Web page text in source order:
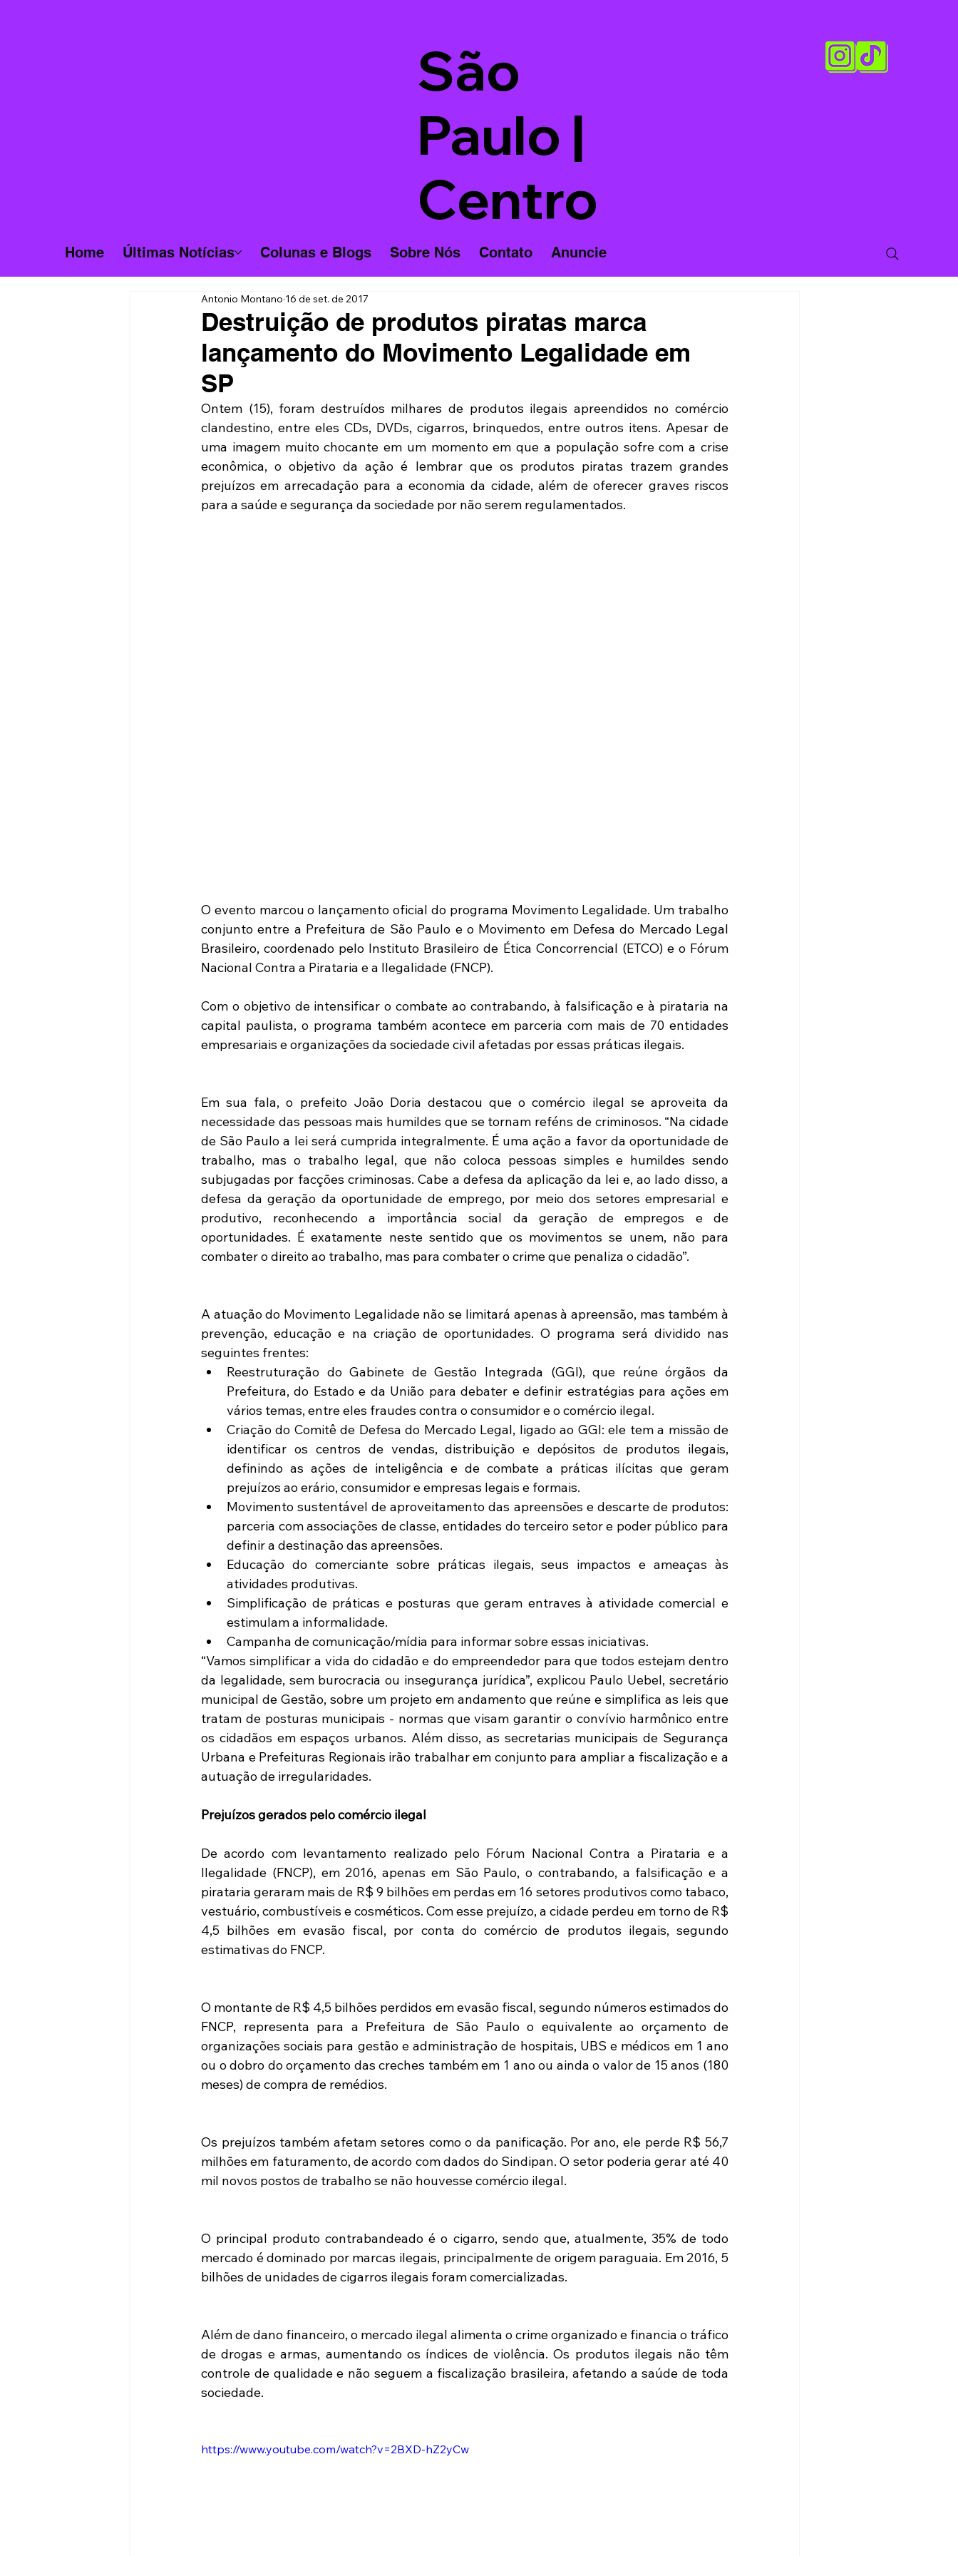
São
Paulo |
Centro
Home Últimas Notícias Colunas e Blogs Sobre Nós Contato Anuncie
Destruição de produtos piratas marca
lançamento do Movimento Legalidade em
SP
Antonio Montano 16 de set. de 2017
Ontem (15), foram destruídos milhares de produtos ilegais apreendidos no comércio
clandestino, entre eles CDs, DVDs, cigarros, brinquedos, entre outros itens. Apesar de
uma imagem muito chocante em um momento em que a população sofre com a crise
econômica, o objetivo da ação é lembrar que os produtos piratas trazem grandes
prejuízos em arrecadação para a economia da cidade, além de oferecer graves riscos
para a saúde e segurança da sociedade por não serem regulamentados.
O evento marcou o lançamento oficial do programa Movimento Legalidade. Um trabalho
conjunto entre a Prefeitura de São Paulo e o Movimento em Defesa do Mercado Legal
Brasileiro, coordenado pelo Instituto Brasileiro de Ética Concorrencial (ETCO) e o Fórum
Nacional Contra a Pirataria e a Ilegalidade (FNCP).
Com o objetivo de intensificar o combate ao contrabando, à falsificação e à pirataria na
capital paulista, o programa também acontece em parceria com mais de 70 entidades
empresariais e organizações da sociedade civil afetadas por essas práticas ilegais.
Em sua fala, o prefeito João Doria destacou que o comércio ilegal se aproveita da
necessidade das pessoas mais humildes que se tornam reféns de criminosos. “Na cidade
de São Paulo a lei será cumprida integralmente. É uma ação a favor da oportunidade de
trabalho, mas o trabalho legal, que não coloca pessoas simples e humildes sendo
subjugadas por facções criminosas. Cabe a defesa da aplicação da lei e, ao lado disso, a
defesa da geração da oportunidade de emprego, por meio dos setores empresarial e
produtivo, reconhecendo a importância social da geração de empregos e de
oportunidades. É exatamente neste sentido que os movimentos se unem, não para
combater o direito ao trabalho, mas para combater o crime que penaliza o cidadão”.
A atuação do Movimento Legalidade não se limitará apenas à apreensão, mas também à
prevenção, educação e na criação de oportunidades. O programa será dividido nas
seguintes frentes:
Reestruturação do Gabinete de Gestão Integrada (GGI), que reúne órgãos da
Prefeitura, do Estado e da União para debater e definir estratégias para ações em
vários temas, entre eles fraudes contra o consumidor e o comércio ilegal.
Criação do Comitê de Defesa do Mercado Legal, ligado ao GGI: ele tem a missão de
identificar os centros de vendas, distribuição e depósitos de produtos ilegais,
definindo as ações de inteligência e de combate a práticas ilícitas que geram
prejuízos ao erário, consumidor e empresas legais e formais.
Movimento sustentável de aproveitamento das apreensões e descarte de produtos:
parceria com associações de classe, entidades do terceiro setor e poder público para
definir a destinação das apreensões.
Educação do comerciante sobre práticas ilegais, seus impactos e ameaças às
atividades produtivas.
Simplificação de práticas e posturas que geram entraves à atividade comercial e
estimulam a informalidade.
Campanha de comunicação/mídia para informar sobre essas iniciativas.
“Vamos simplificar a vida do cidadão e do empreendedor para que todos estejam dentro
da legalidade, sem burocracia ou insegurança jurídica”, explicou Paulo Uebel, secretário
municipal de Gestão, sobre um projeto em andamento que reúne e simplifica as leis que
tratam de posturas municipais - normas que visam garantir o convívio harmônico entre
os cidadãos em espaços urbanos. Além disso, as secretarias municipais de Segurança
Urbana e Prefeituras Regionais irão trabalhar em conjunto para ampliar a fiscalização e a
autuação de irregularidades.
Prejuízos gerados pelo comércio ilegal
De acordo com levantamento realizado pelo Fórum Nacional Contra a Pirataria e a
Ilegalidade (FNCP), em 2016, apenas em São Paulo, o contrabando, a falsificação e a
pirataria geraram mais de R$ 9 bilhões em perdas em 16 setores produtivos como tabaco,
vestuário, combustíveis e cosméticos. Com esse prejuízo, a cidade perdeu em torno de R$
4,5 bilhões em evasão fiscal, por conta do comércio de produtos ilegais, segundo
estimativas do FNCP.
O montante de R$ 4,5 bilhões perdidos em evasão fiscal, segundo números estimados do
FNCP, representa para a Prefeitura de São Paulo o equivalente ao orçamento de
organizações sociais para gestão e administração de hospitais, UBS e médicos em 1 ano
ou o dobro do orçamento das creches também em 1 ano ou ainda o valor de 15 anos (180
meses) de compra de remédios.
Os prejuízos também afetam setores como o da panificação. Por ano, ele perde R$ 56,7
milhões em faturamento, de acordo com dados do Sindipan. O setor poderia gerar até 40
mil novos postos de trabalho se não houvesse comércio ilegal.
O principal produto contrabandeado é o cigarro, sendo que, atualmente, 35% de todo
mercado é dominado por marcas ilegais, principalmente de origem paraguaia. Em 2016, 5
bilhões de unidades de cigarros ilegais foram comercializadas.
Além de dano financeiro, o mercado ilegal alimenta o crime organizado e financia o tráfico
de drogas e armas, aumentando os índices de violência. Os produtos ilegais não têm
controle de qualidade e não seguem a fiscalização brasileira, afetando a saúde de toda
sociedade.
https://www.youtube.com/watch?v=2BXD-hZ2yCw